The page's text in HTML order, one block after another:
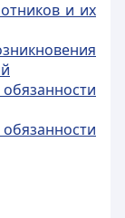
и их